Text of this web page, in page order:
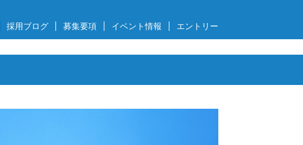
採用ブログ 募集要項 イベント情報 エントリー